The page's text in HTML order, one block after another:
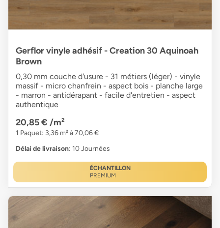
Gerflor vinyle adhésif - Creation 30 Aquinoah
Brown
0,30 mm couche d'usure - 31 métiers (léger) - vinyle
massif - micro chanfrein - aspect bois - planche large
- marron - antidérapant - facile d'entretien - aspect
authentique
20,85 € /m²
1 Paquet: 3,36 m² à 70,06 €
Délai de livraison: 10 Journées
ÉCHANTILLON
PREMIUM